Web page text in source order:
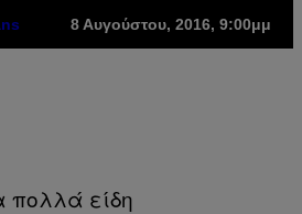
8 Αυγούστου, 2016, 9:00μμ
πολλά είδη